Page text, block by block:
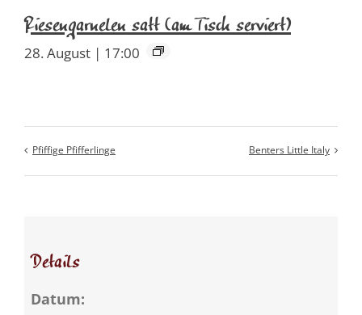
Riesengarnelen satt (am Tisch serviert)
28. August | 17:00
Pfiffige Pfifferlinge Benters Little Italy
Details
Datum: